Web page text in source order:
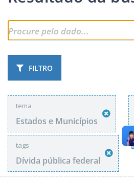
FILTRO
tema
Estados e Municípios
tags
Dívida pública federal